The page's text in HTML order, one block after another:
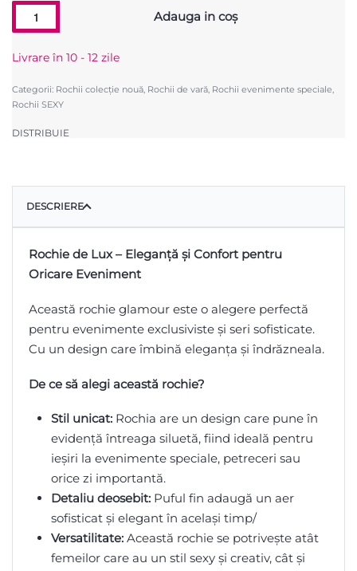
Adauga in coș
Livrare în 10 - 12 zile
Categorii: Rochii colecție nouă, Rochii de vară, Rochii evenimente speciale,
Rochii SEXY
DISTRIBUIE
DESCRIERE
Rochie de Lux – Eleganță și Confort pentru
Oricare Eveniment
Această rochie glamour este o alegere perfectă
pentru evenimente exclusiviste și seri sofisticate.
Cu un design care îmbină eleganța și îndrăzneala.
De ce să alegi această rochie?
Stil unicat: Rochia are un design care pune în
evidență întreaga siluetă, fiind ideală pentru
ieșiri la evenimente speciale, petreceri sau
orice zi importantă.
Detaliu deosebit: Puful fin adaugă un aer
sofisticat și elegant în același timp/
Versatilitate: Această rochie se potrivește atât
femeilor care au un stil sexy și creativ, cât și